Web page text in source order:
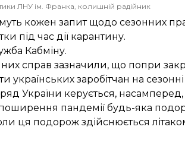
ЛНУ ім. Франка, колишній радійник
кожен запит щодо сезонних
під час дії карантину.
Кабміну.
справ зазначили, що попри
українських заробітчан на
України керується,
пандемії будь-яка
ця подорож здійснюється